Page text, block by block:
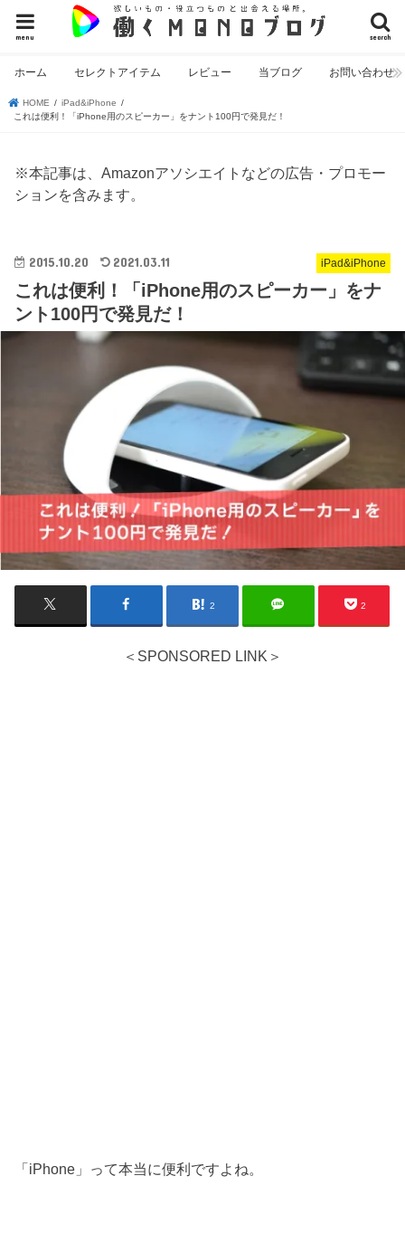
search
menu
ホーム セレクトアイテム レビュー 当ブログ お問い合わせ
HOME
iPad&iPhone
これは便利！「iPhone用のスピーカー」をナント100円で発見だ！
※本記事は、Amazonアソシエイトなどの広告・プロモー
ションを含みます。
iPad&iPhone
2015.10.20 2021.03.11
これは便利！「iPhone用のスピーカー」をナ
ント100円で発見だ！
2 2
＜SPONSORED LINK＞
「iPhone」って本当に便利ですよね。